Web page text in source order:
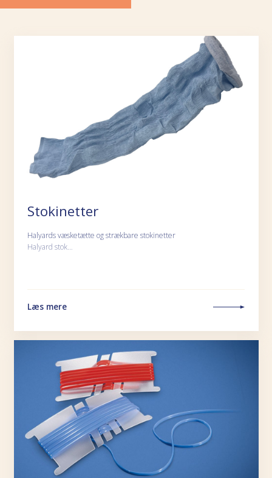
Stokinetter
Halyards væsketætte og strækbare stokinetter
Halyard stok…
Læs mere